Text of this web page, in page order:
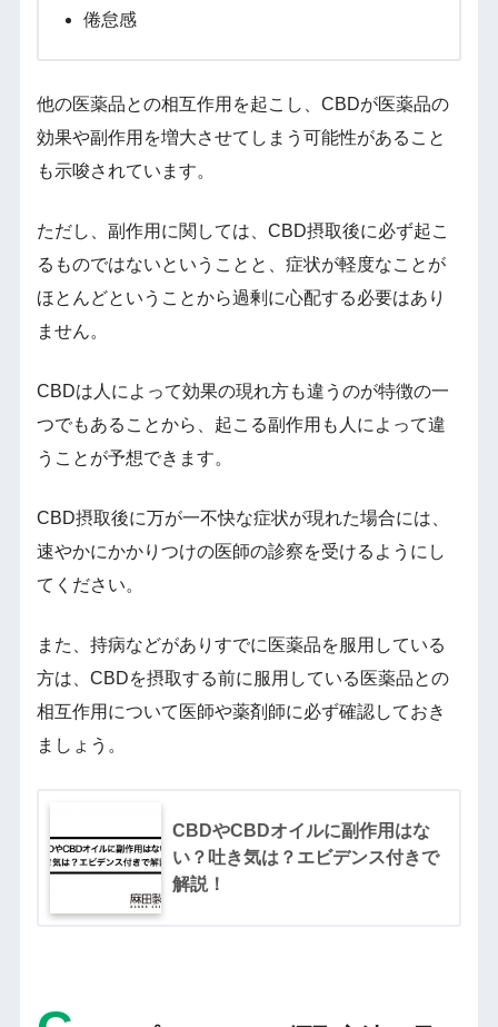
倦怠感
他の医薬品との相互作用を起こし、CBDが医薬品の
効果や副作用を増大させてしまう可能性があること
も示唆されています。
ただし、副作用に関しては、CBD摂取後に必ず起こ
るものではないということと、症状が軽度なことが
ほとんどということから過剰に心配する必要はあり
ません。
CBDは人によって効果の現れ方も違うのが特徴の一
つでもあることから、起こる副作用も人によって違
うことが予想できます。
CBD摂取後に万が一不快な症状が現れた場合には、
速やかにかかりつけの医師の診察を受けるようにし
てください。
また、持病などがありすでに医薬品を服用している
方は、CBDを摂取する前に服用している医薬品との
相互作用について医師や薬剤師に必ず確認しておき
ましょう。
CBDやCBDオイルに副作用はな
い？吐き気は？エビデンス付きで
解説！